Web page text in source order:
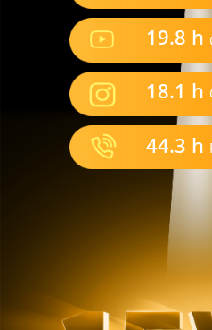
44.3 h
18.1 h
19.8 h